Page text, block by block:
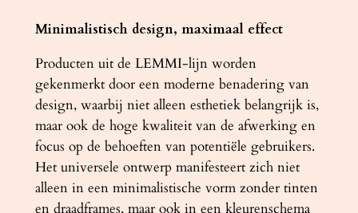
L
M
M
I
4
L
z
w
Minimalistisch design, maximaal effect
Producten uit de LEMMI-lijn worden
gekenmerkt door een moderne benadering van
design, waarbij niet alleen esthetiek belangrijk is,
maar ook de hoge kwaliteit van de afwerking en
focus op de behoeften van potentiële gebruikers.
Het universele ontwerp manifesteert zich niet
alleen in een minimalistische vorm zonder tinten
en draadframes, maar ook in een kleurenschema